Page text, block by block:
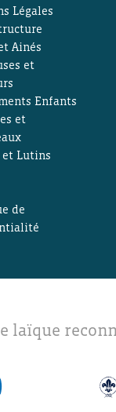
Légales
Ainés
et
Enfants
et
et Lutins
de
laïque